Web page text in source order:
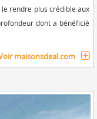
rendre plus crédible aux
dont a bénéficié
maisonsdeal.com